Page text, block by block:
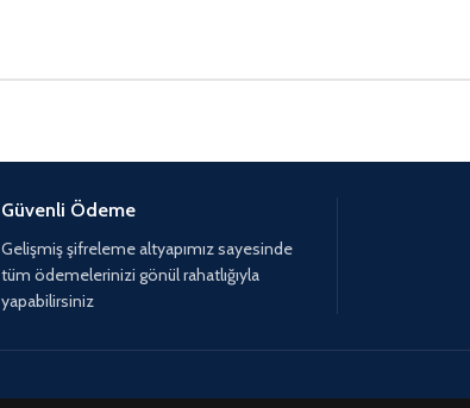
Güvenli Ödeme
Gelişmiş şifreleme altyapımız sayesinde
tüm ödemelerinizi gönül rahatlığıyla
yapabilirsiniz